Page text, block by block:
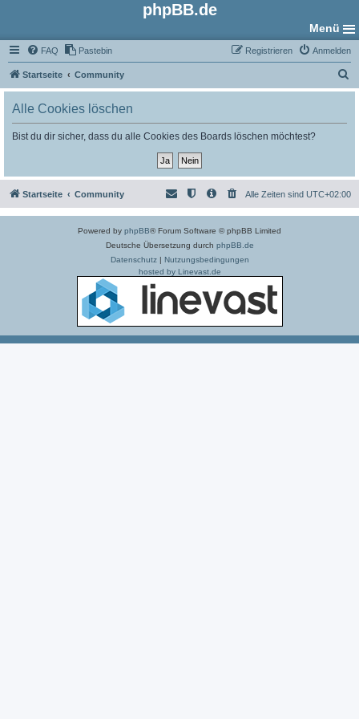
phpBB.de
Menü
FAQ Pastebin Anmelden
Registrieren
Startseite Community
u
Alle Cookies löschen
Bist du dir sicher, dass du alle Cookies des Boards löschen möchtest?
Startseite Community Alle Zeiten sind UTC+02:00
Powered by phpBB® Forum Software © phpBB Limited
Deutsche Übersetzung durch phpBB.de
Datenschutz| Nutzungsbedingungen
hosted by Linevast.de